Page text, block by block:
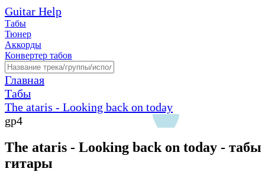
Guitar Help
Табы
Тюнер
Аккорды
Конвертер табов
Главная
Табы
The ataris - Looking back on today
gp4
The ataris - Looking back on today - табы
гитары